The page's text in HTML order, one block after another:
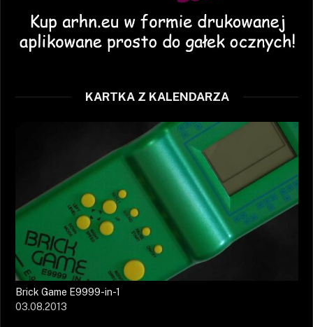
KARTKA Z KALENDARZA
Brick Game E9999-in-1
03.08.2013